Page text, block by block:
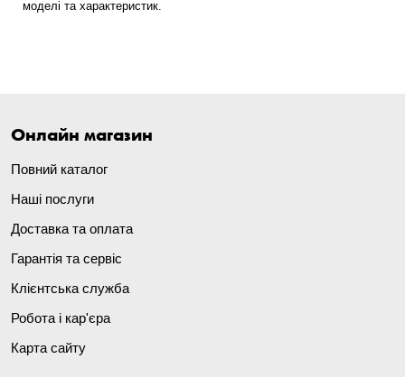
моделі та характеристик.
Онлайн магазин
Повний каталог
Наші послуги
Доставка та оплата
Гарантія та сервіс
Клієнтська служба
Робота і кар'єра
Карта сайту